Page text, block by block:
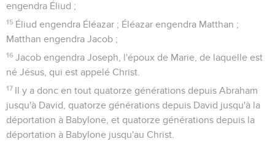
engendra Éliud ;
15 Éliud engendra Éléazar ; Éléazar engendra Matthan ;
Matthan engendra Jacob ;
16 Jacob engendra Joseph, l'époux de Marie, de laquelle est
né Jésus, qui est appelé Christ.
17 Il y a donc en tout quatorze générations depuis Abraham
jusqu'à David, quatorze générations depuis David jusqu'à la
déportation à Babylone, et quatorze générations depuis la
déportation à Babylone jusqu'au Christ.